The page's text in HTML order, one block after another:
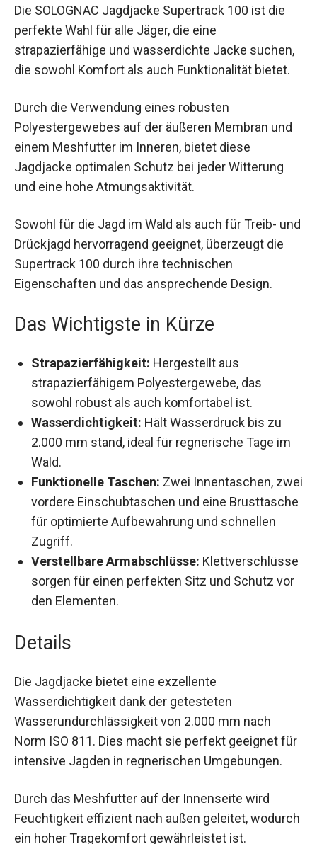
perfekte Wahl für alle Jäger, die eine
strapazierfähige und wasserdichte Jacke
suchen, die sowohl Komfort als auch
Funktionalität bietet.
Durch die Verwendung eines robusten
Polyestergewebes auf der äußeren Membran und
einem Meshfutter im Inneren, bietet diese
Jagdjacke optimalen Schutz bei jeder Witterung
und eine hohe Atmungsaktivität.
Sowohl für die Jagd im Wald als auch für Treib-
und Drückjagd hervorragend geeignet, überzeugt
die Supertrack 100 durch ihre technischen
Eigenschaften und das ansprechende Design.
Das Wichtigste in Kürze
Strapazierfähigkeit: Hergestellt aus
strapazierfähigem Polyestergewebe, das
sowohl robust als auch komfortabel ist.
Wasserdichtigkeit: Hält Wasserdruck bis zu
2.000 mm stand, ideal für regnerische Tage im
Wald.
Funktionelle Taschen: Zwei Innentaschen,
zwei vordere Einschubtaschen und eine
Brusttasche für optimierte Aufbewahrung und
schnellen Zugriff.
Verstellbare Armabschlüsse:
Klettverschlüsse sorgen für einen perfekten
Sitz und Schutz vor den Elementen.
Details
Die Jagdjacke bietet eine exzellente
Wasserdichtigkeit dank der getesteten
Wasserundurchlässigkeit von 2.000 mm nach
Norm ISO 811. Dies macht sie perfekt geeignet
für intensive Jagden in regnerischen
Umgebungen.
Durch das Meshfutter auf der Innenseite wird